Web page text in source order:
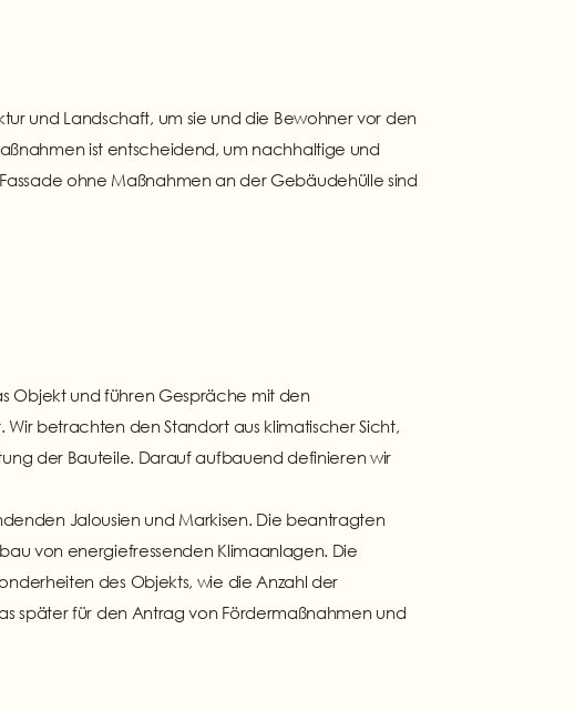
und Landschaft, um sie und die Bewohner vor den
ist entscheidend, um nachhaltige und
ohne Maßnahmen an der Gebäudehülle sind
Objekt und führen Gespräche mit den
betrachten den Standort aus klimatischer Sicht,
der Bauteile. Darauf aufbauend definieren wir
Jalousien und Markisen. Die beantragten
von energiefressenden Klimaanlagen. Die
des Objekts, wie die Anzahl der
später für den Antrag von Fördermaßnahmen und